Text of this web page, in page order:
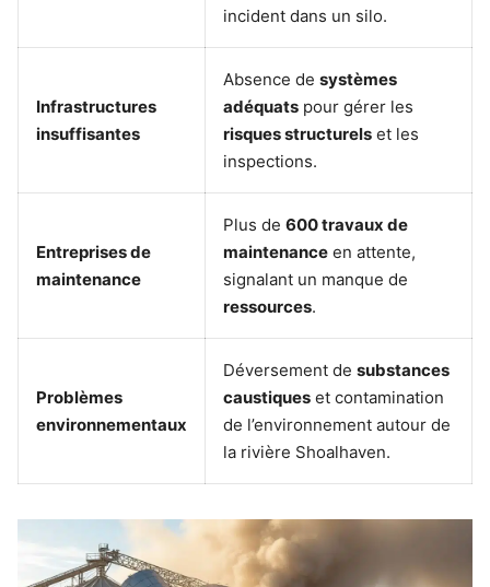
incident dans un silo.
Infrastructures
insuffisantes
Absence de systèmes
adéquats pour gérer les
risques structurels et les
inspections.
Entreprises de
maintenance
Plus de 600 travaux de
maintenance en attente,
signalant un manque de
ressources.
Problèmes
environnementaux
Déversement de substances
caustiques et contamination
de l’environnement autour de
la rivière Shoalhaven.